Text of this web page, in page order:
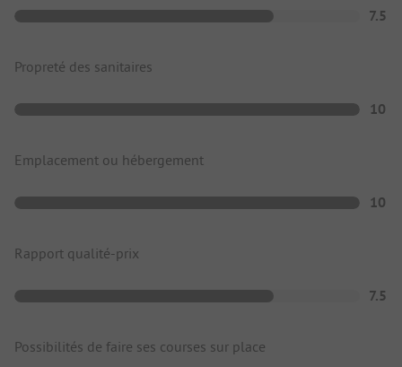
7.5
Propreté des sanitaires
10
Emplacement ou hébergement
10
Rapport qualité-prix
7.5
Possibilités de faire ses courses sur place